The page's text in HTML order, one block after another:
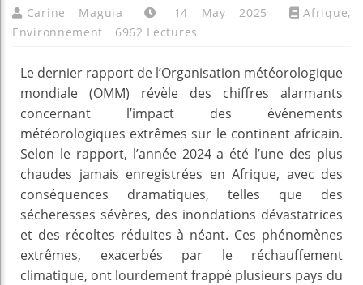
Carine Maguia 14 May 2025 Afrique,
Environnement
6962 Lectures
Le dernier rapport de l’Organisation météorologique
mondiale (OMM) révèle des chiffres alarmants
concernant l’impact des événements
météorologiques extrêmes sur le continent africain.
Selon le rapport, l’année 2024 a été l’une des plus
chaudes jamais enregistrées en Afrique, avec des
conséquences dramatiques, telles que des
sécheresses sévères, des inondations dévastatrices
et des récoltes réduites à néant. Ces phénomènes
extrêmes, exacerbés par le réchauffement
climatique, ont lourdement frappé plusieurs pays du